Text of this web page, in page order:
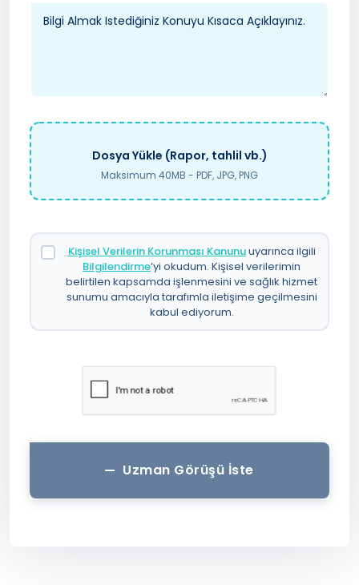
Dosya Yükle (Rapor, tahlil vb.)
Maksimum 40MB - PDF, JPG, PNG
Kişisel Verilerin Korunması Kanunuuyarınca ilgili
Bilgilendirme’yi okudum. Kişisel verilerimin
belirtilen kapsamda işlenmesini ve sağlık hizmet
sunumu amacıyla tarafımla iletişime geçilmesini
kabul ediyorum.
Uzman Görüşü İste